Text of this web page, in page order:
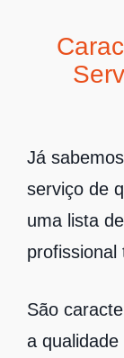
Já
serviço de
uma lista
profissional
São
a